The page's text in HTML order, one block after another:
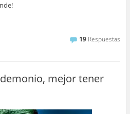
19 Respuestas
mejor tener